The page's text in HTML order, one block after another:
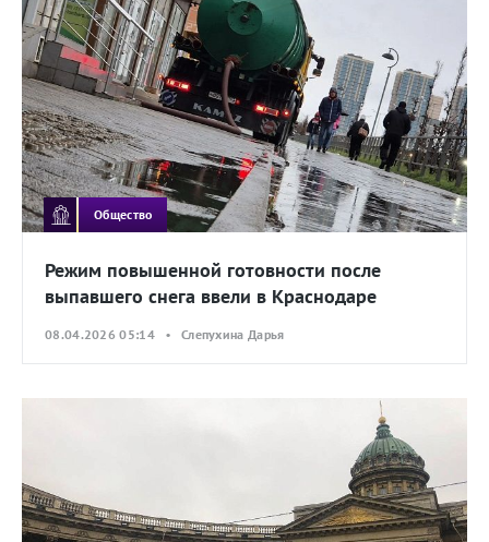
Общество
Режим повышенной готовности после
выпавшего снега ввели в Краснодаре
08.04.2026 05:14 • Слепухина Дарья